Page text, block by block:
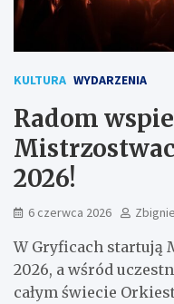
KULTURA WYDARZENIA
Radom
2026!
6 czerwca 2026
W Gryficach startują
2026, a wśród
całym świecie